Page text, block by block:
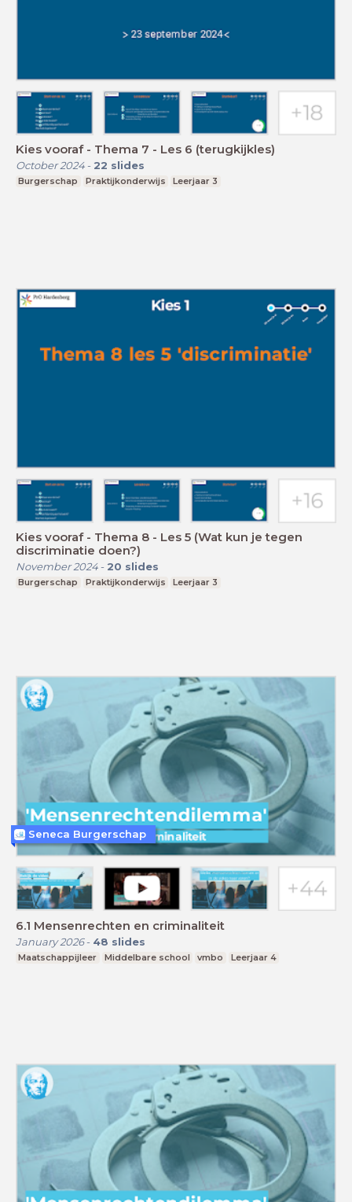
Kies vooraf - Thema 7 - Les 6 (terugkijkles)
October 2024- 22 slides
Burgerschap Praktijkonderwijs Leerjaar 3
Kies vooraf - Thema 8 - Les 5 (Wat kun je tegen
discriminatie doen?)
November 2024- 20 slides
Burgerschap Praktijkonderwijs Leerjaar 3
6.1 Mensenrechten en criminaliteit
January 2026- 48 slides
Maatschappijleer Middelbare school vmbo Leerjaar 4
Seneca Burgerschap